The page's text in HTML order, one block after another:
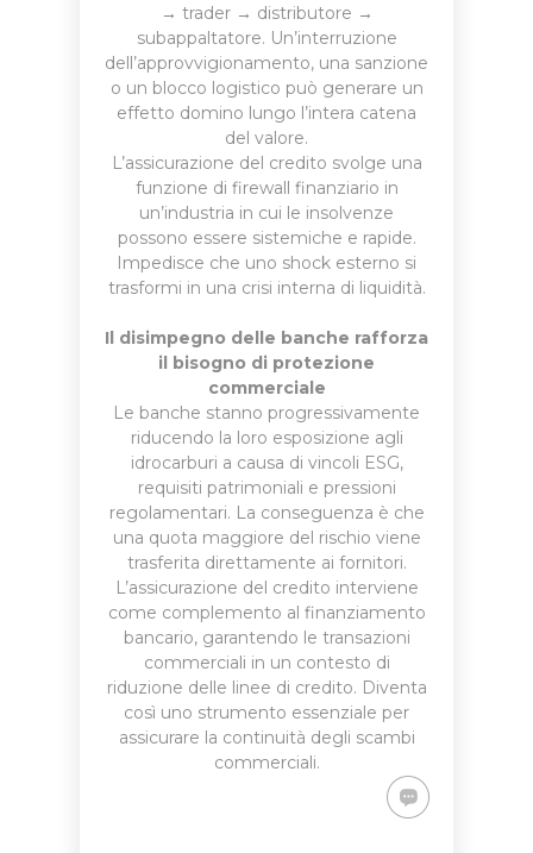
→ trader → distributore →
subappaltatore. Un’interruzione
dell’approvvigionamento, una sanzione
o un blocco logistico può generare un
effetto domino lungo l’intera catena
del valore.
L’assicurazione del credito svolge una
funzione di firewall finanziario in
un’industria in cui le insolvenze
possono essere sistemiche e rapide.
Impedisce che uno shock esterno si
trasformi in una crisi interna di liquidità.
Il disimpegno delle banche rafforza
il bisogno di protezione
commerciale
Le banche stanno progressivamente
riducendo la loro esposizione agli
idrocarburi a causa di vincoli ESG,
requisiti patrimoniali e pressioni
regolamentari. La conseguenza è che
una quota maggiore del rischio viene
trasferita direttamente ai fornitori.
L’assicurazione del credito interviene
come complemento al finanziamento
bancario, garantendo le transazioni
commerciali in un contesto di
riduzione delle linee di credito. Diventa
così uno strumento essenziale per
assicurare la continuità degli scambi
commerciali.